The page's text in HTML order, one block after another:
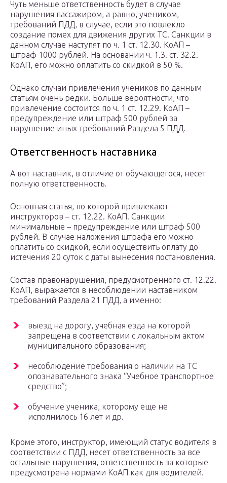
Чуть меньше ответственность будет в случае
нарушения пассажиром, а равно, учеником,
требований ПДД, в случае, если это повлекло
создание помех для движения других ТС. Санкции в
данном случае наступят по ч. 1 ст. 12.30. КоАП –
штраф 1000 рублей. На основании ч. 1.3. ст. 32.2.
КоАП, его можно оплатить со скидкой в 50 %.
Однако случаи привлечения учеников по данным
статьям очень редки. Больше вероятности, что
привлечение состоится по ч. 1 ст. 12.29. КоАП –
предупреждение или штраф 500 рублей за
нарушение иных требований Раздела 5 ПДД.
Ответственность наставника
А вот наставник, в отличие от обучающегося, несет
полную ответственность.
Основная статья, по которой привлекают
инструкторов – ст. 12.22. КоАП. Санкции
минимальные – предупреждение или штраф 500
рублей. В случае наложения штрафа его можно
оплатить со скидкой, если осуществить оплату до
истечения 20 суток с даты вынесения постановления.
Состав правонарушения, предусмотренного ст. 12.22.
КоАП, выражается в несоблюдении наставником
требований Раздела 21 ПДД, а именно:
выезд на дорогу, учебная езда на которой
запрещена в соответствии с локальным актом
муниципального образования;
несоблюдение требования о наличии на ТС
опознавательного знака “Учебное транспортное
средство”;
обучение ученика, которому еще не
исполнилось 16 лет и др.
Кроме этого, инструктор, имеющий статус водителя в
соответствии с ПДД, несет ответственность за все
остальные нарушения, ответственность за которые
предусмотрена нормами КоАП как для водителей.